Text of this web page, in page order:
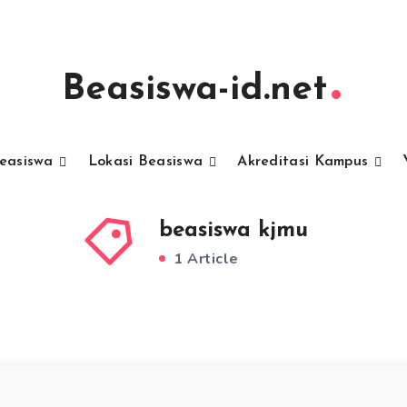
Beasiswa-id.net
Lokasi Beasiswa Akreditasi Kampus
beasiswa kjmu
1 Article